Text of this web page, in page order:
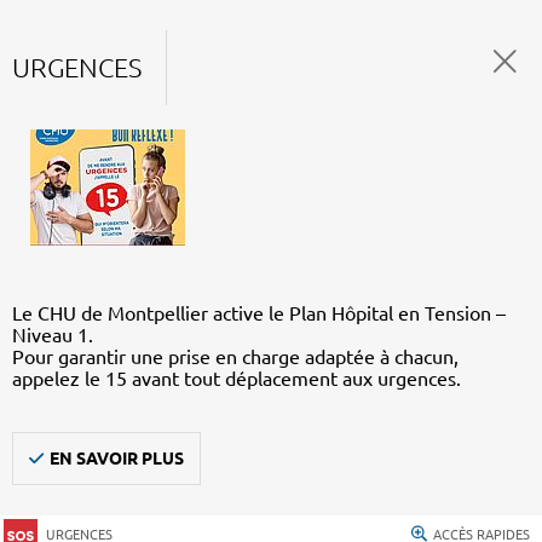
URGENCES
Le CHU de Montpellier active le Plan Hôpital en Tension –
Niveau 1.
Pour garantir une prise en charge adaptée à chacun,
appelez le 15 avant tout déplacement aux urgences.
EN SAVOIR PLUS
URGENCES ACCÈS RAPIDES